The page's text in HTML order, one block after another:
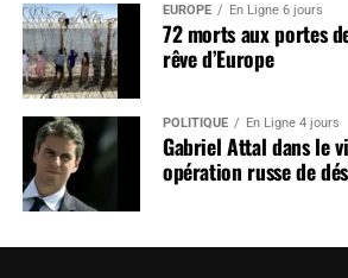
EUROPE En Ligne 6 jours
72 morts aux portes
rêve d’Europe
POLITIQUE En Ligne 4 jours
Gabriel Attal dans le
opération russe de